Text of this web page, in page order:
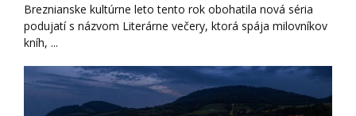
Breznianske kultúrne leto tento rok obohatila nová séria
podujatí s názvom Literárne večery, ktorá spája milovníkov
kníh, ...